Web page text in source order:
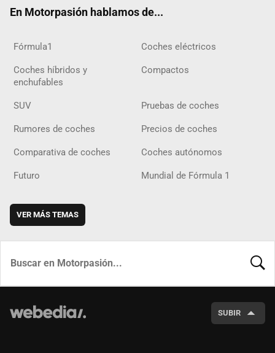
En Motorpasión hablamos de...
Fórmula1 Coches eléctricos
Coches híbridos y
enchufables
Compactos
SUV Pruebas de coches
Rumores de coches Precios de coches
Comparativa de coches Coches autónomos
Futuro Mundial de Fórmula 1
VER MÁS TEMAS
SUBIR